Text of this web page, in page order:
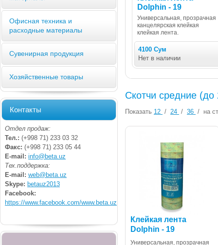
Офисная техника и
расходные материалы
Сувенирная продукция
Хозяйственные товары
Контакты
Отдел продаж:
Тел.: (+998 71) 233 03 32
Факс: (+998 71) 233 05 44
E-mail: info@beta.uz
Тех.поддержка:
E-mail: web@beta.uz
Skype: betauz2013
Facebook:
https://www.facebook.com/www.beta.uz
Dolphin - 19
Универсальная, прозрачная
канцелярская клейкая
клейкая лента.
4100 Сум
Нет в наличии
Скотчи средние
Показать 12 / 24 / 36 / на
Клейкая лента
Dolphin - 19
Универсальная, прозрачная